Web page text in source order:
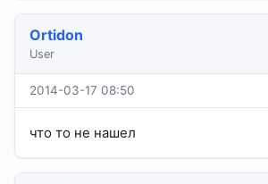
Ortidon
User
2014-03-17 08:50
что то не нашел